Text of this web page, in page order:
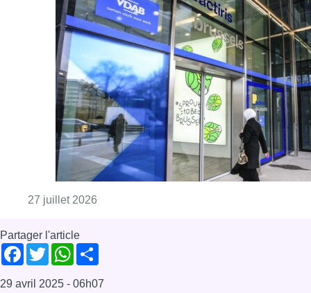
27 juillet 2026
Partager l'article
Facebook
TwitterWhatsApp
29 avril 2025 - 06h07